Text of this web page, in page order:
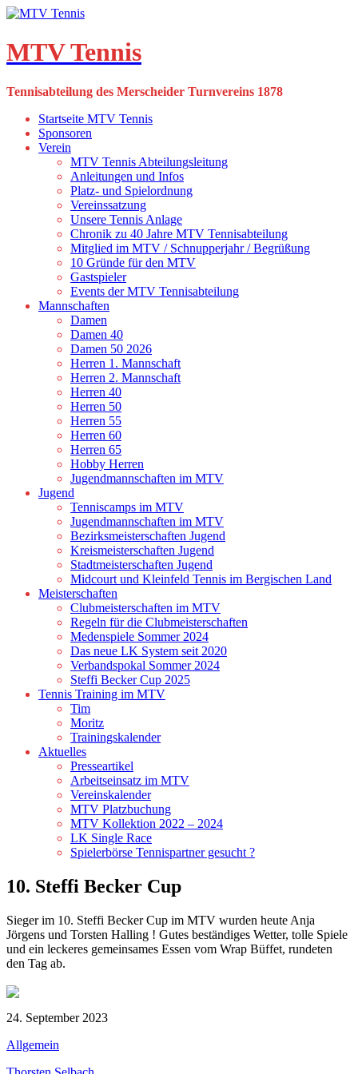
Skip
content
MTV Tennis
Tennisabteilung des Merscheider Turnvereins 1878
Startseite MTV Tennis
Sponsoren
Verein
MTV Tennis Abteilungsleitung
Anleitungen und Infos
Platz- und Spielordnung
Vereinssatzung
Unsere Tennis Anlage
Chronik zu 40 Jahre MTV Tennisabteilung
Mitglied im MTV / Schnupperjahr / Begrüßung
10 Gründe für den MTV
Gastspieler
Events der MTV Tennisabteilung
Mannschaften
Damen
Damen 40
Damen 50 2026
Herren 1. Mannschaft
Herren 2. Mannschaft
Herren 40
Herren 50
Herren 55
Herren 60
Herren 65
Hobby Herren
Jugendmannschaften im MTV
Jugend
Tenniscamps im MTV
Jugendmannschaften im MTV
Bezirksmeisterschaften Jugend
Kreismeisterschaften Jugend
Stadtmeisterschaften Jugend
Midcourt und Kleinfeld Tennis im Bergischen Land
Meisterschaften
Clubmeisterschaften im MTV
Regeln für die Clubmeisterschaften
Medenspiele Sommer 2024
Das neue LK System seit 2020
Verbandspokal Sommer 2024
Steffi Becker Cup 2025
Tennis Training im MTV
Tim
Moritz
Trainingskalender
Aktuelles
Presseartikel
Arbeitseinsatz im MTV
Vereinskalender
MTV Platzbuchung
MTV Kollektion 2022 – 2024
LK Single Race
Spielerbörse Tennispartner gesucht ?
10. Steffi Becker Cup
Sieger im 10. Steffi Becker Cup im MTV wurden heute Anja
Jörgens und Torsten Halling ! Gutes beständiges Wetter, tolle Spiele
und ein leckeres gemeinsames Essen vom Wrap Büffet, rundeten
den Tag ab.
24. September 2023
Allgemein